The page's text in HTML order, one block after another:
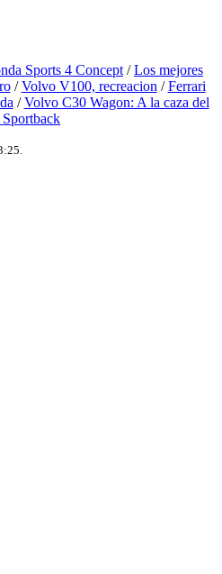
Sports 4 Concept /Los mejores
/Volvo V100, recreacion /Ferrari
/Volvo C30 Wagon: A la caza del